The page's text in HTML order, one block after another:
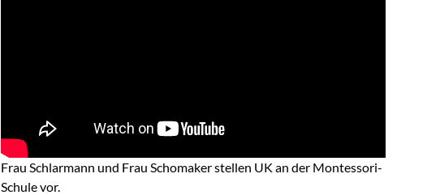
Frau Schlarmann und Frau Schomaker stellen UK an der Montessori-
Schule vor.